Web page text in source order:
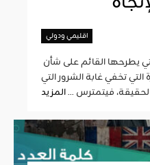
اقليمي ودولي
تخفي غابة الشرور التي
فيتمترس ...